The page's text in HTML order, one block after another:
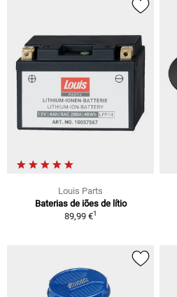
Louis Parts
Baterias de iões de lítio
89,99 €1